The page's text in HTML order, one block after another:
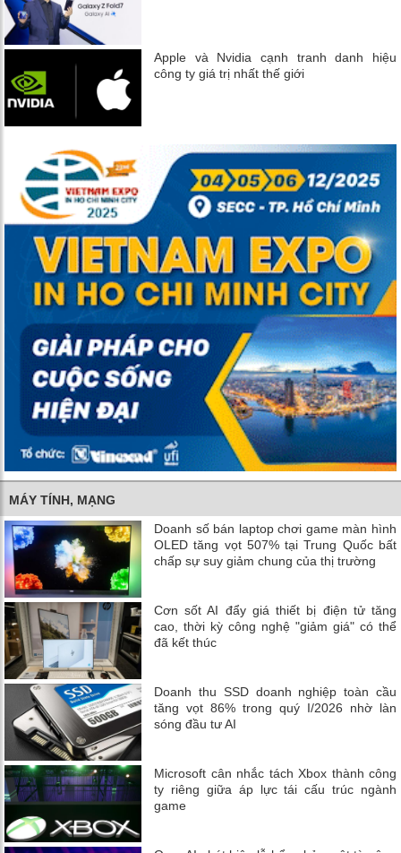
Apple và Nvidia cạnh tranh danh hiệu
công ty giá trị nhất thế giới
MÁY TÍNH, MẠNG
Doanh số bán laptop chơi game màn hình
OLED tăng vọt 507% tại Trung Quốc bất
chấp sự suy giảm chung của thị trường
Cơn sốt AI đẩy giá thiết bị điện tử tăng
cao, thời kỳ công nghệ "giảm giá" có thể
đã kết thúc
Doanh thu SSD doanh nghiệp toàn cầu
tăng vọt 86% trong quý I/2026 nhờ làn
sóng đầu tư AI
Microsoft cân nhắc tách Xbox thành công
ty riêng giữa áp lực tái cấu trúc ngành
game